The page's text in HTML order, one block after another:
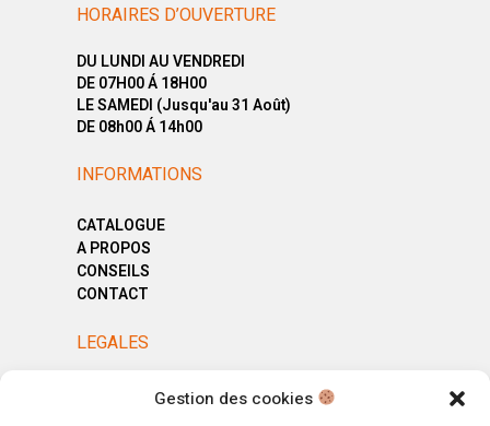
Gestion des cookies
HORAIRES D’OUVERTURE
DU LUNDI AU VENDREDI
DE 07H00 Á 18H00
LE SAMEDI (Jusqu'au 31 Août)
DE 08h00 Á 14h00
INFORMATIONS
CATALOGUE
A PROPOS
CONSEILS
CONTACT
LEGALES
MENTIONS LÉGALES